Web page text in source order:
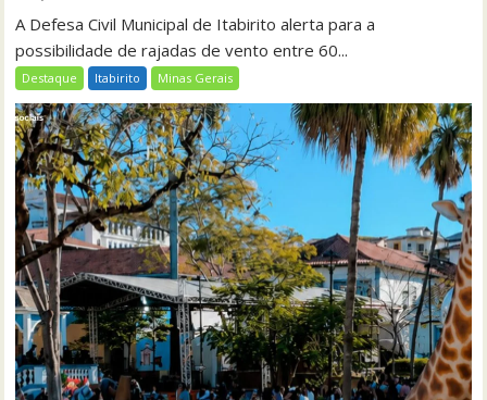
A Defesa Civil Municipal de Itabirito alerta para a
possibilidade de rajadas de vento entre 60...
Destaque Itabirito Minas Gerais